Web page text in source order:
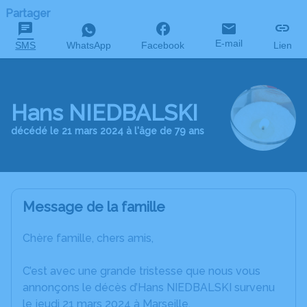
Partager
SMS WhatsApp Facebook E-mail Lien
Hans NIEDBALSKI
décédé le 21 mars 2024 à l'âge de 79 ans
Message de la famille
Chère famille, chers amis,
C’est avec une grande tristesse que nous vous
annonçons le décès d’Hans NIEDBALSKI survenu
le jeudi 21 mars 2024 à Marseille.